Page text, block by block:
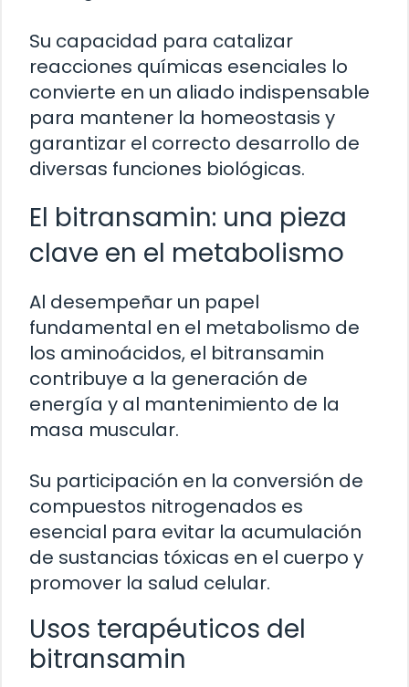
Su capacidad para catalizar
reacciones químicas esenciales lo
convierte en un aliado indispensable
para mantener la homeostasis y
garantizar el correcto desarrollo de
diversas funciones biológicas.
El bitransamin: una pieza
clave en el metabolismo
Al desempeñar un papel
fundamental en el metabolismo de
los aminoácidos, el bitransamin
contribuye a la generación de
energía y al mantenimiento de la
masa muscular.
Su participación en la conversión de
compuestos nitrogenados es
esencial para evitar la acumulación
de sustancias tóxicas en el cuerpo y
promover la salud celular.
Usos terapéuticos del
bitransamin